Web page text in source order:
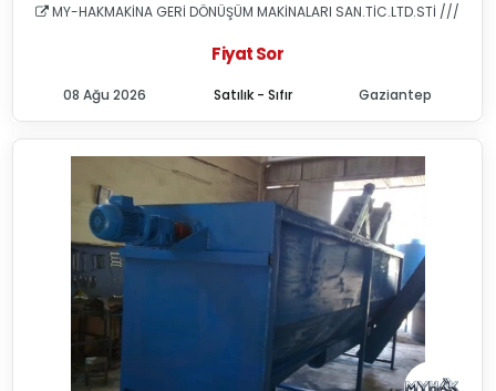
MY-HAKMAKİNA GERİ DÖNÜŞÜM MAKİNALARI SAN.TİC.LTD.STİ ///
Fiyat Sor
Satılık - Sıfır
08 Ağu 2026 Gaziantep